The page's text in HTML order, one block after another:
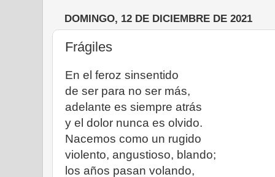
DOMINGO, 12 DE DICIEMBRE DE 2021
Frágiles
En el feroz sinsentido
de ser para no ser más,
adelante es siempre atrás
y el dolor nunca es olvido.
Nacemos como un rugido
violento, angustioso, blando;
los años pasan volando,